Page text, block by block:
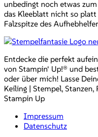
unbedingt noch etwas
das Kleeblatt nicht so
Falzspitze des
Entdecke die perfekt
von Stampin‘ Up!® und
oder über mich! Lasse
Keiling | Stempel, Stanzen,
Stampin Up
Impressum
Datenschutz